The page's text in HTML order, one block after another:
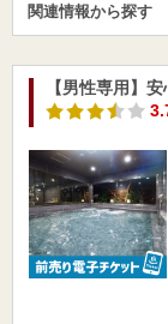
関連情報から探す
【男性専用】